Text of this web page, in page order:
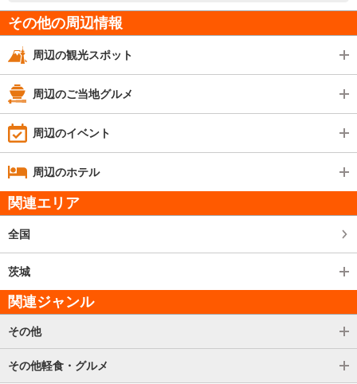
その他の周辺情報
周辺の観光スポット
周辺のご当地グルメ
周辺のイベント
周辺のホテル
関連エリア
全国
茨城
関連ジャンル
その他
その他軽食・グルメ